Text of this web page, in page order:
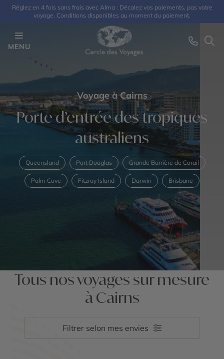
Réglez en 4 fois sans frais avec Alma : Décalez vos paiements, pas votre
voyage. Conditions disponibles au moment du paiement.
MENU
Voyage à Cairns
Porte d’entrée des tropiques
australiens
Queensland Port Douglas Grande Barrière de Corail
Palm Cove Fitzroy Island Darwin Brisbane
Tous nos voyages sur mesure
à Cairns
Filtrer selon mes envies